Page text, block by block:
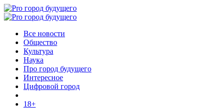
Menu
Поиск
Menu
Pro
Все новости
Общество
Культура
Наука
Про город будущего
Интересное
Цифровой город
18+